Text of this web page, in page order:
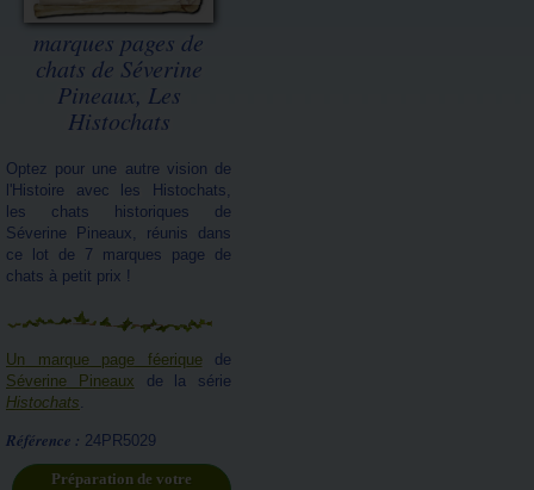
marques pages de
chats de Séverine
Pineaux, Les
Histochats
Optez pour une autre vision de
l'Histoire avec les Histochats,
les chats historiques de
Séverine Pineaux, réunis dans
ce lot de 7 marques page de
chats à petit prix !
Un marque page féeriquede
Séverine Pineaux de la série
Histochats.
Référence : 24PR5029
Préparation de votre